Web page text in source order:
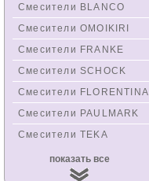
Смесители BLANCO
Смесители OMOIKIRI
Смесители FRANKE
Смесители SCHOCK
Смесители FLORENTINA
Смесители PAULMARK
Смесители TEKA
Смесители
KUCHENSTERN
показать все